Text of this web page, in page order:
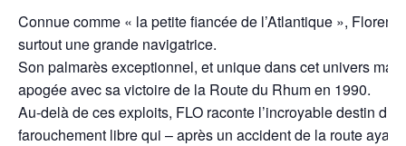
Connue comme « la petite fiancée de l’Atlantique »,
surtout une grande navigatrice.
Son palmarès exceptionnel, et unique dans cet univers
apogée avec sa victoire de la Route du Rhum en 1990.
Au-delà de ces exploits, FLO raconte l’incroyable destin
farouchement libre qui – après un accident de la route